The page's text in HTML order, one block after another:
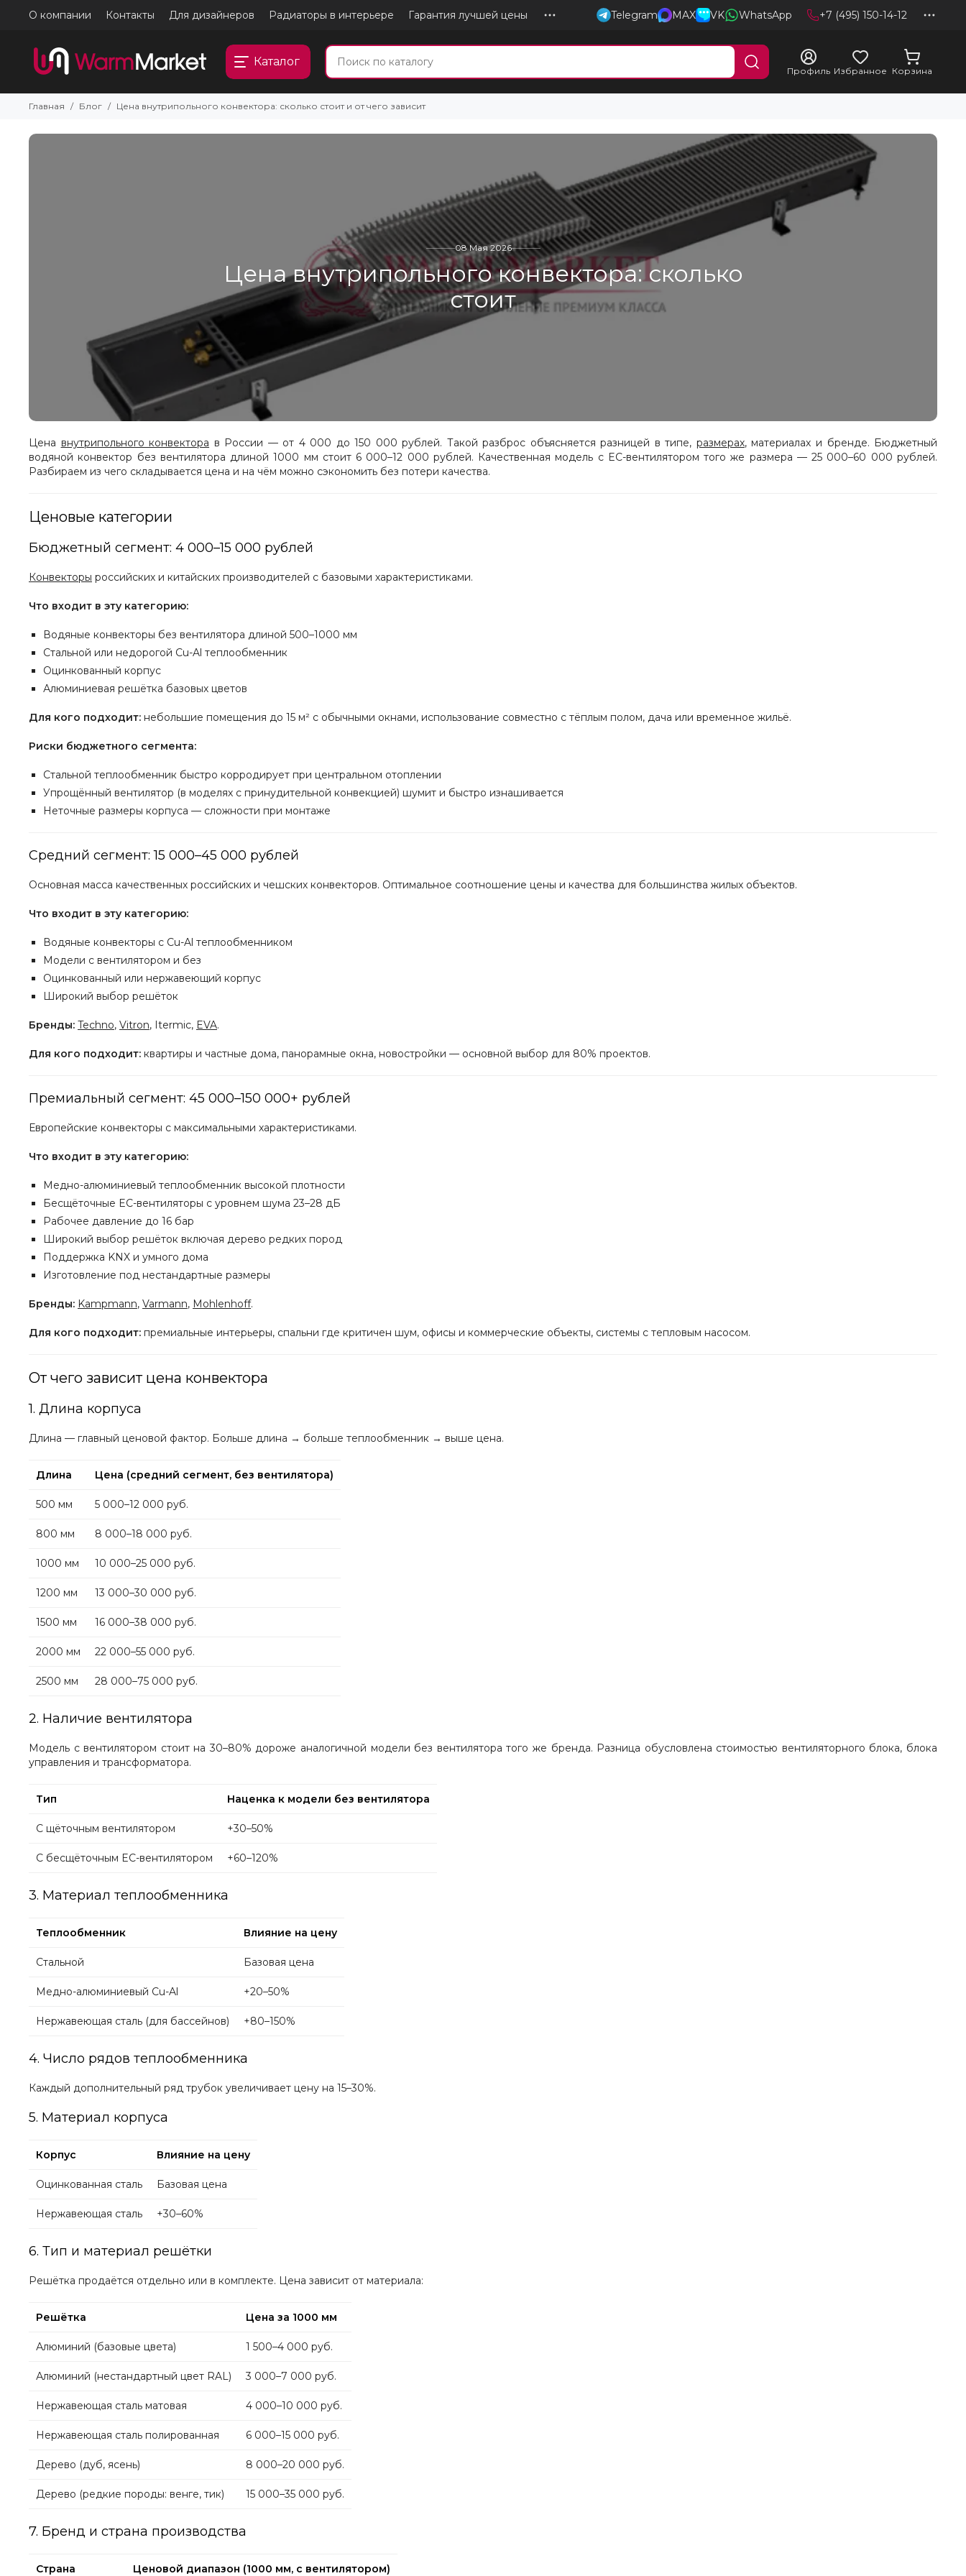
О компании Контакты Для дизайнеров Радиаторы в интерьере Гарантия лучшей цены Telegram MAX VK WhatsApp +7 (495) 150-14-12
Каталог
Профиль Избранное Корзина
Главная Блог Цена внутрипольного конвектора: сколько стоит и от чего зависит
08 Мая 2026
Цена внутрипольного конвектора: сколько
стоит
Цена внутрипольного конвектора в России — от 4 000 до 150 000 рублей. Такой разброс объясняется разницей в типе, размерах, материалах и бренде. Бюджетный
водяной конвектор без вентилятора длиной 1000 мм стоит 6 000–12 000 рублей. Качественная модель с EC-вентилятором того же размера — 25 000–60 000 рублей.
Разбираем из чего складывается цена и на чём можно сэкономить без потери качества.
Ценовые категории
Бюджетный сегмент: 4 000–15 000 рублей
Конвекторы российских и китайских производителей с базовыми характеристиками.
Что входит в эту категорию:
Водяные конвекторы без вентилятора длиной 500–1000 мм
Стальной или недорогой Cu-Al теплообменник
Оцинкованный корпус
Алюминиевая решётка базовых цветов
Для кого подходит: небольшие помещения до 15 м² с обычными окнами, использование совместно с тёплым полом, дача или временное жильё.
Риски бюджетного сегмента:
Стальной теплообменник быстро корродирует при центральном отоплении
Упрощённый вентилятор (в моделях с принудительной конвекцией) шумит и быстро изнашивается
Неточные размеры корпуса — сложности при монтаже
Средний сегмент: 15 000–45 000 рублей
Основная масса качественных российских и чешских конвекторов. Оптимальное соотношение цены и качества для большинства жилых объектов.
Что входит в эту категорию:
Водяные конвекторы с Cu-Al теплообменником
Модели с вентилятором и без
Оцинкованный или нержавеющий корпус
Широкий выбор решёток
Бренды: Techno, Vitron, Itermic, EVA.
Для кого подходит: квартиры и частные дома, панорамные окна, новостройки — основной выбор для 80% проектов.
Премиальный сегмент: 45 000–150 000+ рублей
Европейские конвекторы с максимальными характеристиками.
Что входит в эту категорию:
Медно-алюминиевый теплообменник высокой плотности
Бесщёточные EC-вентиляторы с уровнем шума 23–28 дБ
Рабочее давление до 16 бар
Широкий выбор решёток включая дерево редких пород
Поддержка KNX и умного дома
Изготовление под нестандартные размеры
Бренды: Kampmann, Varmann, Mohlenhoff.
Для кого подходит: премиальные интерьеры, спальни где критичен шум, офисы и коммерческие объекты, системы с тепловым насосом.
От чего зависит цена конвектора
1. Длина корпуса
Длина — главный ценовой фактор. Больше длина → больше теплообменник → выше цена.
Длина Цена (средний сегмент, без вентилятора)
500 мм 5 000–12 000 руб.
800 мм 8 000–18 000 руб.
1000 мм 10 000–25 000 руб.
1200 мм 13 000–30 000 руб.
1500 мм 16 000–38 000 руб.
2000 мм 22 000–55 000 руб.
2500 мм 28 000–75 000 руб.
2. Наличие вентилятора
Модель с вентилятором стоит на 30–80% дороже аналогичной модели без вентилятора того же бренда. Разница обусловлена стоимостью вентиляторного блока, блока
управления и трансформатора.
Тип Наценка к модели без вентилятора
С щёточным вентилятором +30–50%
С бесщёточным EC-вентилятором +60–120%
3. Материал теплообменника
Теплообменник Влияние на цену
Стальной Базовая цена
Медно-алюминиевый Cu-Al +20–50%
Нержавеющая сталь (для бассейнов) +80–150%
4. Число рядов теплообменника
Каждый дополнительный ряд трубок увеличивает цену на 15–30%.
5. Материал корпуса
Корпус Влияние на цену
Оцинкованная сталь Базовая цена
Нержавеющая сталь +30–60%
6. Тип и материал решётки
Решётка продаётся отдельно или в комплекте. Цена зависит от материала:
Решётка Цена за 1000 мм
Алюминий (базовые цвета) 1 500–4 000 руб.
Алюминий (нестандартный цвет RAL) 3 000–7 000 руб.
Нержавеющая сталь матовая 4 000–10 000 руб.
Нержавеющая сталь полированная 6 000–15 000 руб.
Дерево (дуб, ясень) 8 000–20 000 руб.
Дерево (редкие породы: венге, тик) 15 000–35 000 руб.
7. Бренд и страна производства
Страна Ценовой диапазон (1000 мм, с вентилятором)